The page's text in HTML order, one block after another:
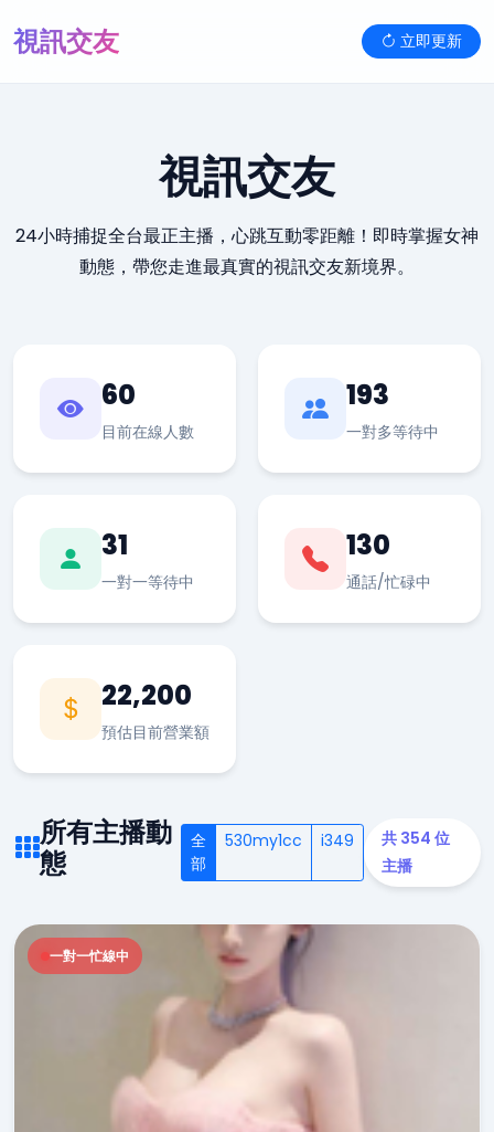
視訊交友 立即更新
視訊交友
24小時捕捉全台最正主播，心跳互動零距離！即時掌握女神
動態，帶您走進最真實的視訊交友新境界。
60
目前在線人數
193
一對多等待中
31
一對一等待中
130
通話/忙碌中
22,200
預估目前營業額
所有主播動
態
全
部
530my1cc i349
共 354 位
主播
一對一忙線中